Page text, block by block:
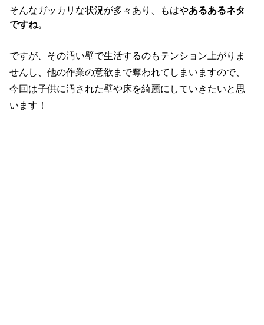
そんなガッカリな状況が多々あり、もはやあるあるネタ
ですね。
ですが、その汚い壁で生活するのもテンション上がりま
せんし、他の作業の意欲まで奪われてしまいますので、
今回は子供に汚された壁や床を綺麗にしていきたいと思
います！